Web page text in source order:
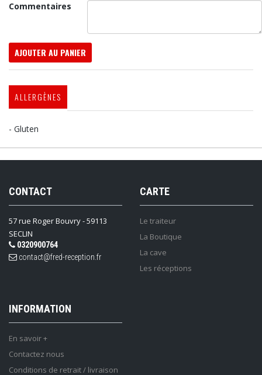
Commentaires
AJOUTER AU PANIER
ALLERGÈNES
- Gluten
CONTACT
57 rue Roger Bouvry - 59113
SECLIN
0320900764
contact@fred-reception.fr
CARTE
Le traiteur
La Boutique
La cave
Les réceptions
INFORMATION
En savoir +
Contactez nous
Conditions de retrait / livraison